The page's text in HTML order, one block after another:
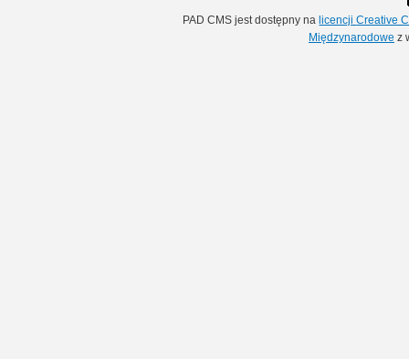
PAD CMS jest dostępny nalicencjiCreative
Międzynarodowe z